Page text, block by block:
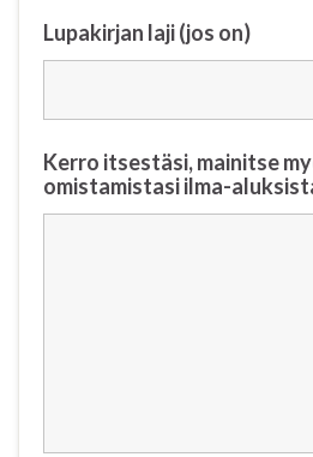
Lupakirjan laji (jos on)
Kerro itsestäsi, mainitse
omistamistasi ilma-